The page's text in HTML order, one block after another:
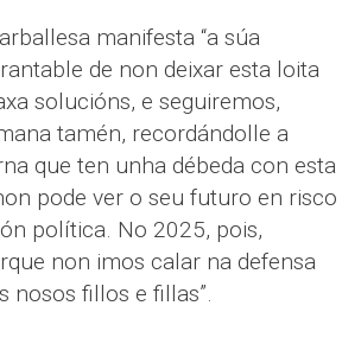
manifesta “a súa
de non deixar esta loita
solucións, e seguiremos,
tamén, recordándolle a
que ten unha débeda con esta
pode ver o seu futuro en risco
política. No 2025, pois,
non imos calar na defensa
nosos fillos e fillas”.